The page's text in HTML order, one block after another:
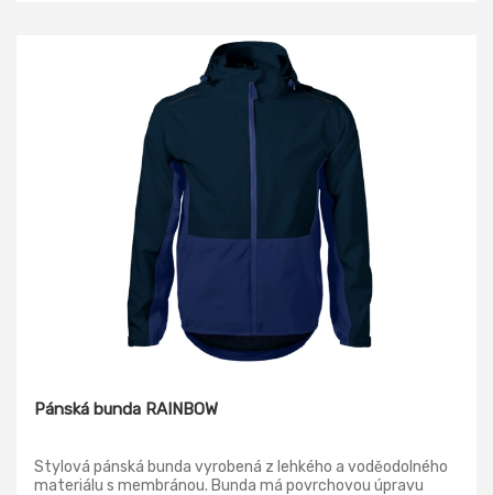
Pánská bunda RAINBOW
Stylová pánská bunda vyrobená z lehkého a voděodolného
materiálu s membránou. Bunda má povrchovou úpravu